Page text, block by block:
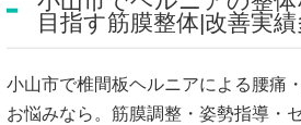
目指す筋膜整体|改善実
小山市で椎間板ヘルニアによる腰痛
お悩みなら。筋膜調整・姿勢指導・